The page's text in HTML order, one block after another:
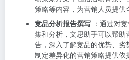
策略等内容，为营销人员提供
竞品分析报告撰写 ：通过对
集和分析，文思助手可以帮助
告，深入了解竞品的优势、劣
制定差异化的营销策略提供依